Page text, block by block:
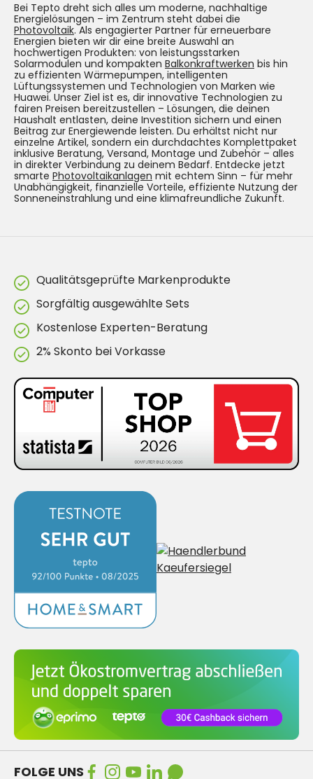
Bei Tepto dreht sich alles um moderne, nachhaltige
Energielösungen – im Zentrum steht dabei die
Photovoltaik. Als engagierter Partner für erneuerbare
Energien bieten wir dir eine breite Auswahl an
hochwertigen Produkten: von leistungsstarken
Solarmodulen und kompakten Balkonkraftwerken bis hin
zu effizienten Wärmepumpen, intelligenten
Lüftungssystemen und Technologien von Marken wie
Huawei. Unser Ziel ist es, dir innovative Technologien zu
fairen Preisen bereitzustellen – Lösungen, die deinen
Haushalt entlasten, deine Investition sichern und einen
Beitrag zur Energiewende leisten. Du erhältst nicht nur
einzelne Artikel, sondern ein durchdachtes Komplettpaket
inklusive Beratung, Versand, Montage und Zubehör – alles
in direkter Verbindung zu deinem Bedarf. Entdecke jetzt
smarte Photovoltaikanlagen mit echtem Sinn – für mehr
Unabhängigkeit, finanzielle Vorteile, effiziente Nutzung der
Sonneneinstrahlung und eine klimafreundliche Zukunft.
Qualitätsgeprüfte Markenprodukte
Sorgfältig ausgewählte Sets
Kostenlose Experten-Beratung
2% Skonto bei Vorkasse
FOLGE UNS